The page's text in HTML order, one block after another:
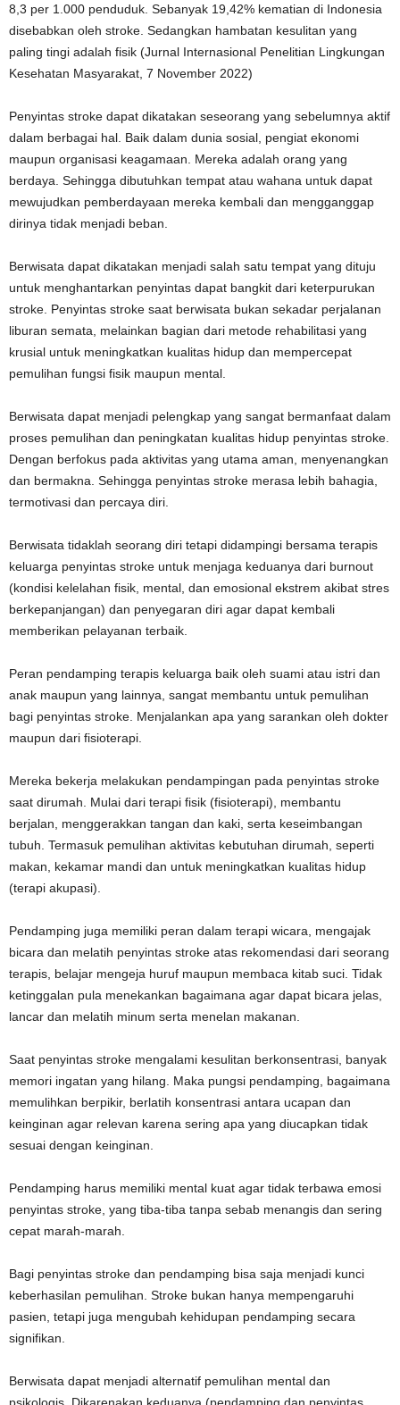
8,3 per 1.000 penduduk. Sebanyak 19,42% kematian di Indonesia
disebabkan oleh stroke. Sedangkan hambatan kesulitan yang
paling tingi adalah fisik (Jurnal Internasional Penelitian Lingkungan
Kesehatan Masyarakat, 7 November 2022)
Penyintas stroke dapat dikatakan seseorang yang sebelumnya aktif
dalam berbagai hal. Baik dalam dunia sosial, pengiat ekonomi
maupun organisasi keagamaan. Mereka adalah orang yang
berdaya. Sehingga dibutuhkan tempat atau wahana untuk dapat
mewujudkan pemberdayaan mereka kembali dan mengganggap
dirinya tidak menjadi beban.
Berwisata dapat dikatakan menjadi salah satu tempat yang dituju
untuk menghantarkan penyintas dapat bangkit dari keterpurukan
stroke. Penyintas stroke saat berwisata bukan sekadar perjalanan
liburan semata, melainkan bagian dari metode rehabilitasi yang
krusial untuk meningkatkan kualitas hidup dan mempercepat
pemulihan fungsi fisik maupun mental.
Berwisata dapat menjadi pelengkap yang sangat bermanfaat dalam
proses pemulihan dan peningkatan kualitas hidup penyintas stroke.
Dengan berfokus pada aktivitas yang utama aman, menyenangkan
dan bermakna. Sehingga penyintas stroke merasa lebih bahagia,
termotivasi dan percaya diri.
Berwisata tidaklah seorang diri tetapi didampingi bersama terapis
keluarga penyintas stroke untuk menjaga keduanya dari burnout
(kondisi kelelahan fisik, mental, dan emosional ekstrem akibat stres
berkepanjangan) dan penyegaran diri agar dapat kembali
memberikan pelayanan terbaik.
Peran pendamping terapis keluarga baik oleh suami atau istri dan
anak maupun yang lainnya, sangat membantu untuk pemulihan
bagi penyintas stroke. Menjalankan apa yang sarankan oleh dokter
maupun dari fisioterapi.
Mereka bekerja melakukan pendampingan pada penyintas stroke
saat dirumah. Mulai dari terapi fisik (fisioterapi), membantu
berjalan, menggerakkan tangan dan kaki, serta keseimbangan
tubuh. Termasuk pemulihan aktivitas kebutuhan dirumah, seperti
makan, kekamar mandi dan untuk meningkatkan kualitas hidup
(terapi akupasi).
Pendamping juga memiliki peran dalam terapi wicara, mengajak
bicara dan melatih penyintas stroke atas rekomendasi dari seorang
terapis, belajar mengeja huruf maupun membaca kitab suci. Tidak
ketinggalan pula menekankan bagaimana agar dapat bicara jelas,
lancar dan melatih minum serta menelan makanan.
Saat penyintas stroke mengalami kesulitan berkonsentrasi, banyak
memori ingatan yang hilang. Maka pungsi pendamping, bagaimana
memulihkan berpikir, berlatih konsentrasi antara ucapan dan
keinginan agar relevan karena sering apa yang diucapkan tidak
sesuai dengan keinginan.
Pendamping harus memiliki mental kuat agar tidak terbawa emosi
penyintas stroke, yang tiba-tiba tanpa sebab menangis dan sering
cepat marah-marah.
Bagi penyintas stroke dan pendamping bisa saja menjadi kunci
keberhasilan pemulihan. Stroke bukan hanya mempengaruhi
pasien, tetapi juga mengubah kehidupan pendamping secara
signifikan.
Berwisata dapat menjadi alternatif pemulihan mental dan
psikologis. Dikarenakan keduanya (pendamping dan penyintas